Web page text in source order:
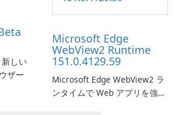
しい
ザー
Microsoft Edge
WebView2 Runtime
151.0.4129.59
Microsoft Edge WebView2 ラ
ンタイムで Web アプリを強化